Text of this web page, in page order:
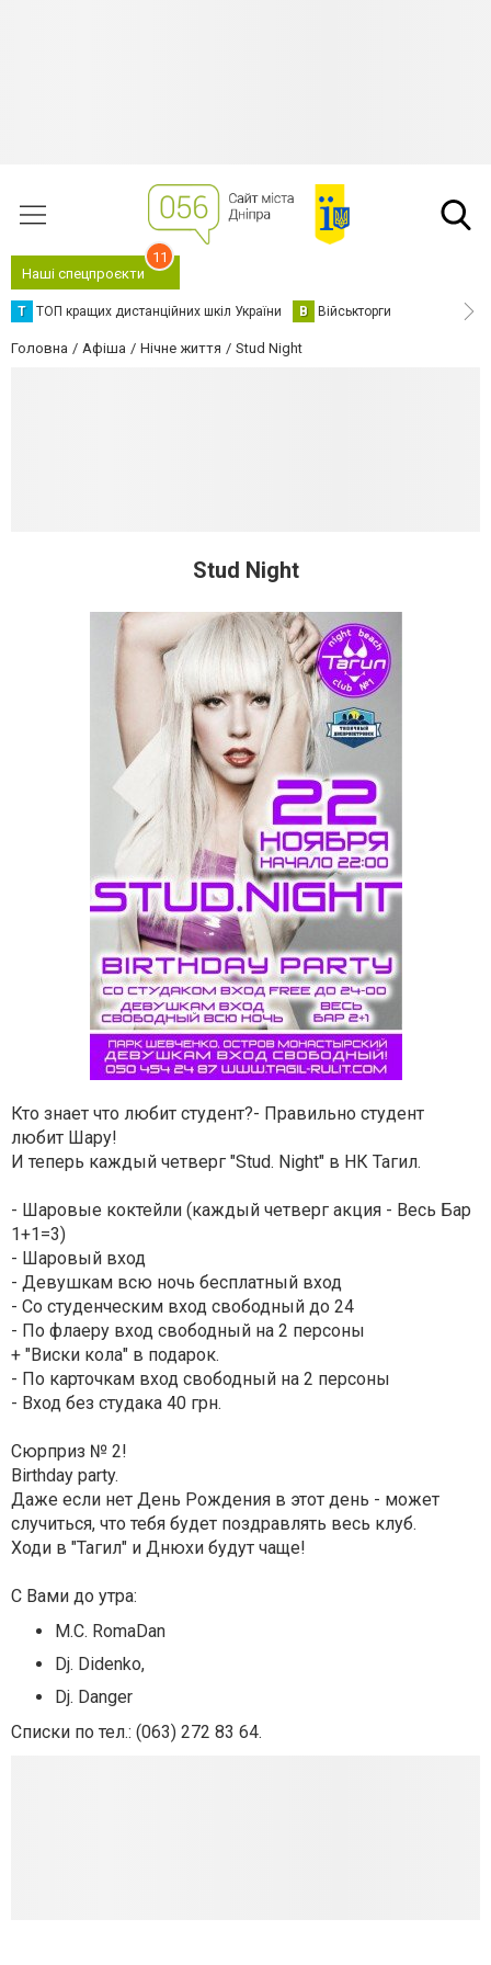
Наші спецпроєкти
11
Т ТОП кращих дистанційних шкіл України В Військторги
Головна Афіша Нічне життя Stud Night
Stud Night
Кто знает что любит студент?- Правильно студент
любит Шару!
И теперь каждый четверг "Stud. Night" в НК Тагил.
- Шаровые коктейли (каждый четверг акция - Весь Бар
1+1=3)
- Шаровый вход
- Девушкам всю ночь бесплатный вход
- Со студенческим вход свободный до 24
- По флаеру вход свободный на 2 персоны
+ "Виски кола" в подарок.
- По карточкам вход свободный на 2 персоны
- Вход без студака 40 грн.
Сюрприз № 2!
Birthday party.
Даже если нет День Рождения в этот день - может
случиться, что тебя будет поздравлять весь клуб.
Ходи в "Тагил" и Днюхи будут чаще!
С Вами до утра:
М.С. RomaDan
Dj. Didenko,
Dj. Danger
Списки по тел.: (063) 272 83 64.